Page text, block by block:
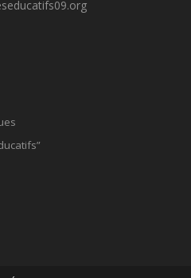
S’ouvre